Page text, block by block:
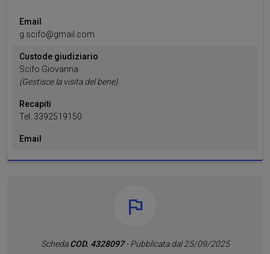
Email
g.scifo@gmail.com
Custode giudiziario
Scifo Giovanna
(Gestisce la visita del bene)
Recapiti
Tel. 3392519150
Email
SchedaCOD. 4328097- Pubblicata dal 25/09/2025